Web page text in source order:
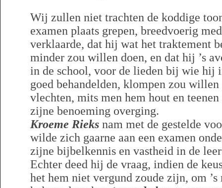
Wij zullen niet trachten de koddige
examen plaats grepen, breedvoerig
verklaarde, dat hij wat het traktement
minder zou willen doen, en dat hij ’s
in de school, voor de lieden bij wie hij
goed behandelden, klompen zou willen
vlechten, mits men hem hout en
zijne benoeming overging.
Kroeme Rieks nam met de gestelde
wilde zich gaarne aan een examen
zijne bijbelkennis en vastheid in de
Echter deed hij de vraag, indien de
het hem niet vergund zoude zijn, om